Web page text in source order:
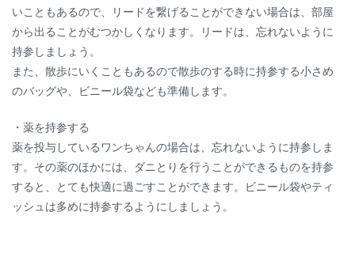
いこともあるので、リードを繋げることができない場合は、部屋
から出ることがむつかしくなります。リードは、忘れないように
持参しましょう。
また、散歩にいくこともあるので散歩のする時に持参する小さめ
のバッグや、ビニール袋なども準備します。
・薬を持参する
薬を投与しているワンちゃんの場合は、忘れないように持参しま
す。その薬のほかには、ダニとりを行うことができるものを持参
すると、とても快適に過ごすことができます。ビニール袋やティ
ッシュは多めに持参するようにしましょう。